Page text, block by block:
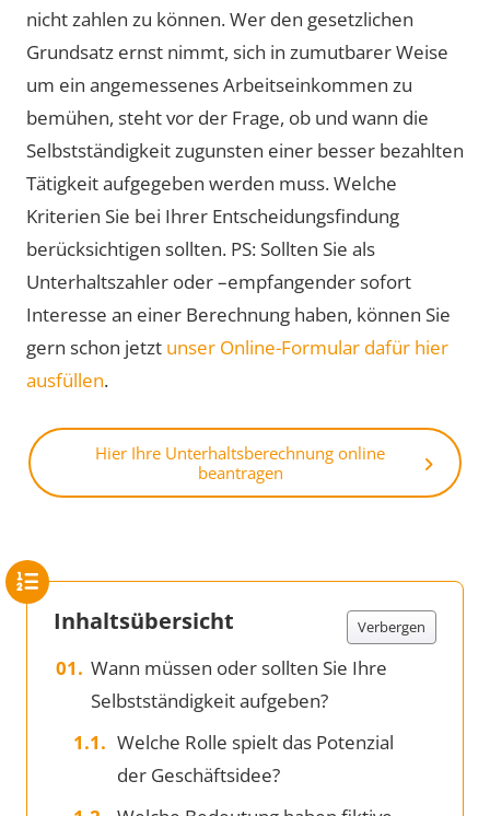
nicht zahlen zu können. Wer den gesetzlichen
Grundsatz ernst nimmt, sich in zumutbarer Weise
um ein angemessenes Arbeitseinkommen zu
bemühen, steht vor der Frage, ob und wann die
Selbstständigkeit zugunsten einer besser bezahlten
Tätigkeit aufgegeben werden muss. Welche
Kriterien Sie bei Ihrer Entscheidungsfindung
berücksichtigen sollten. PS: Sollten Sie als
Unterhaltszahler oder –empfangender sofort
Interesse an einer Berechnung haben, können Sie
gern schon jetzt unser Online-Formular dafür hier
ausfüllen.
Hier Ihre Unterhaltsberechnung online
beantragen
Inhaltsübersicht Verbergen
Wann müssen oder sollten Sie Ihre
Selbstständigkeit aufgeben?
Welche Rolle spielt das Potenzial
der Geschäftsidee?